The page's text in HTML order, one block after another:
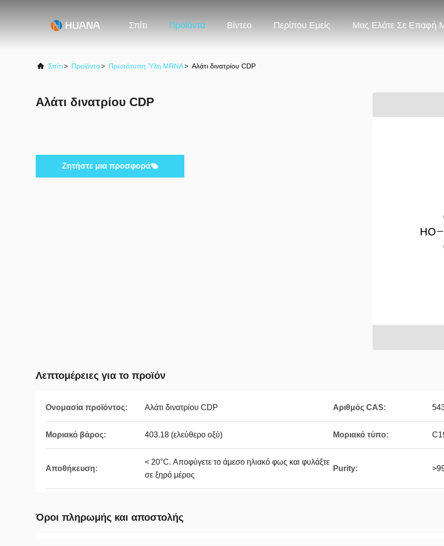
Σπίτι Προϊόντα Βίντεο Περίπου Εμείς Μας Ελάτε Σε Επαφή
Σπίτι> Προϊόντα> Πρωτότυπη Ύλη MRNA> Αλάτι δινατρίου CDP
Αλάτι δινατρίου CDP
Ζητήστε μια προσφορά
Λεπτομέρειες για το προϊόν
Ονομασία προϊόντος: Αλάτι δινατρίου CDP Αριθμός CAS:
Μοριακό βάρος: 403.18 (ελεύθερο οξύ) Μοριακό τύπο:
Αποθήκευση:
< 20°C. Αποφύγετε το άμεσο ηλιακό φως και φυλάξτε
σε ξηρό μέρος
Purity:
Όροι πληρωμής και αποστολής